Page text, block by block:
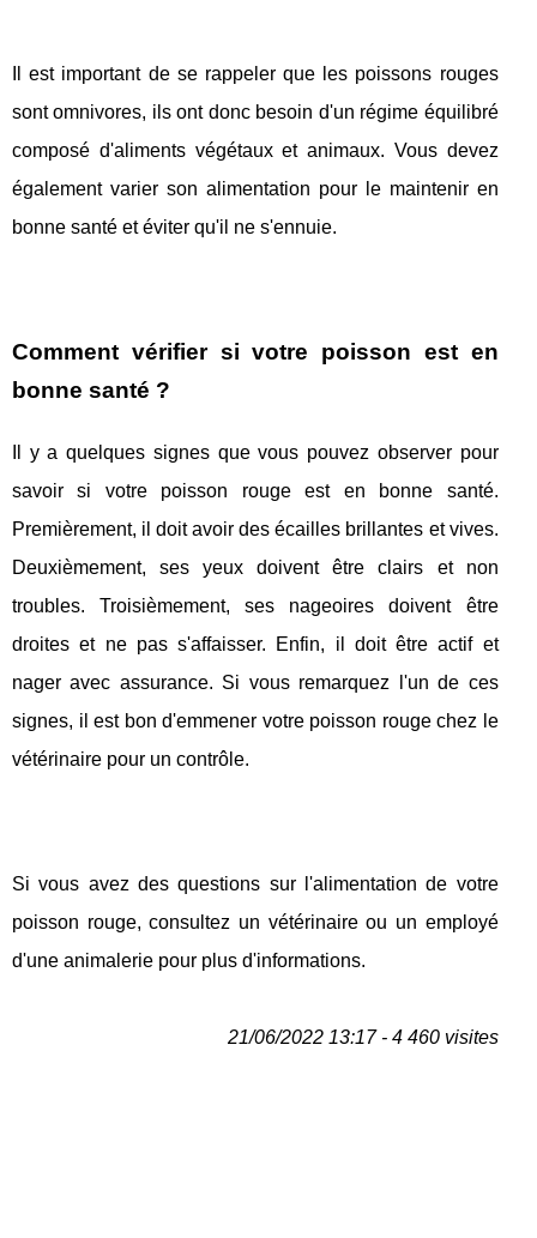
Il est important de se rappeler que les poissons rouges
sont omnivores, ils ont donc besoin d'un régime équilibré
composé d'aliments végétaux et animaux. Vous devez
également varier son alimentation pour le maintenir en
bonne santé et éviter qu'il ne s'ennuie.
Comment vérifier si votre poisson est en
bonne santé ?
Il y a quelques signes que vous pouvez observer pour
savoir si votre poisson rouge est en bonne santé.
Premièrement, il doit avoir des écailles brillantes et vives.
Deuxièmement, ses yeux doivent être clairs et non
troubles. Troisièmement, ses nageoires doivent être
droites et ne pas s'affaisser. Enfin, il doit être actif et
nager avec assurance. Si vous remarquez l'un de ces
signes, il est bon d'emmener votre poisson rouge chez le
vétérinaire pour un contrôle.
Si vous avez des questions sur l'alimentation de votre
poisson rouge, consultez un vétérinaire ou un employé
d'une animalerie pour plus d'informations.
21/06/2022 13:17 - 4 460 visites